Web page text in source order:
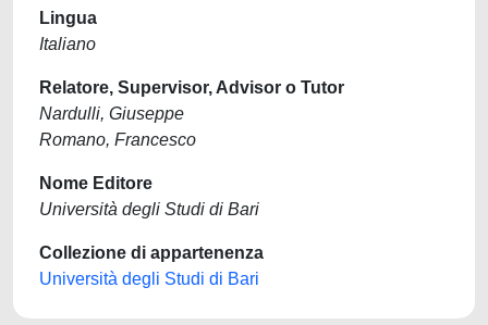
Lingua
Italiano
Relatore, Supervisor, Advisor o Tutor
Nardulli, Giuseppe
Romano, Francesco
Nome Editore
Università degli Studi di Bari
Collezione di appartenenza
Università degli Studi di Bari